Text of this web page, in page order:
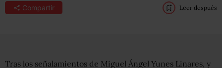
Compartir Leer después
Tras los señalamientos de Miguel Ángel Yunes Linares, y